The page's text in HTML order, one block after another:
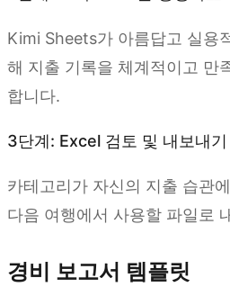
Kimi Sheets가 아름답고 실용
해 지출 기록을 체계적이고 만
합니다.
3단계: Excel 검토 및 내보내기
카테고리가 자신의 지출 습관
다음 여행에서 사용할 파일로
경비 보고서 템플릿